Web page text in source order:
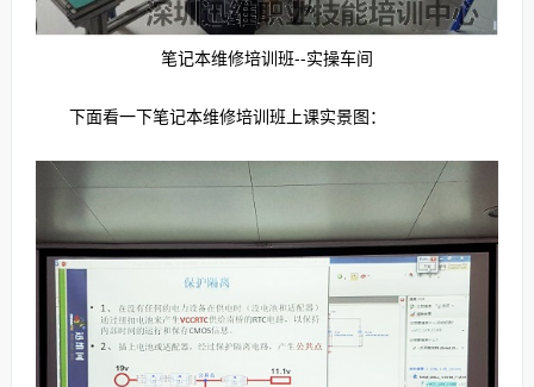
笔记本维修培训班--实操车间
下面看一下笔记本维修培训班上课实景图：